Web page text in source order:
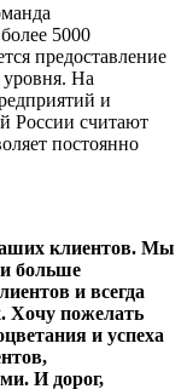
5000
предоставление
уровня. На
и
России считают
постоянно
клиентов. Мы
больше
и всегда
Хочу пожелать
и успеха
И дорог,